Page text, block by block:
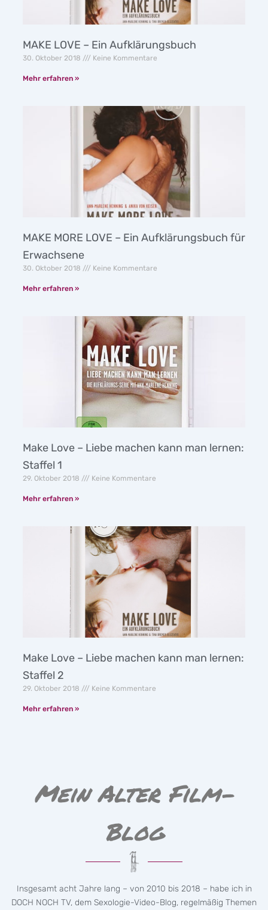
MAKE LOVE – Ein Aufklärungsbuch
30. Oktober 2018 Keine Kommentare
Mehr erfahren »
MAKE MORE LOVE – Ein Aufklärungsbuch für
Erwachsene
30. Oktober 2018 Keine Kommentare
Mehr erfahren »
Make Love – Liebe machen kann man lernen:
Staffel 1
29. Oktober 2018 Keine Kommentare
Mehr erfahren »
Make Love – Liebe machen kann man lernen:
Staffel 2
29. Oktober 2018 Keine Kommentare
Mehr erfahren »
Mein Alter Film-
Blog
Insgesamt acht Jahre lang – von 2010 bis 2018 – habe ich in
DOCH NOCH TV, dem Sexologie-Video-Blog, regelmäßig Themen